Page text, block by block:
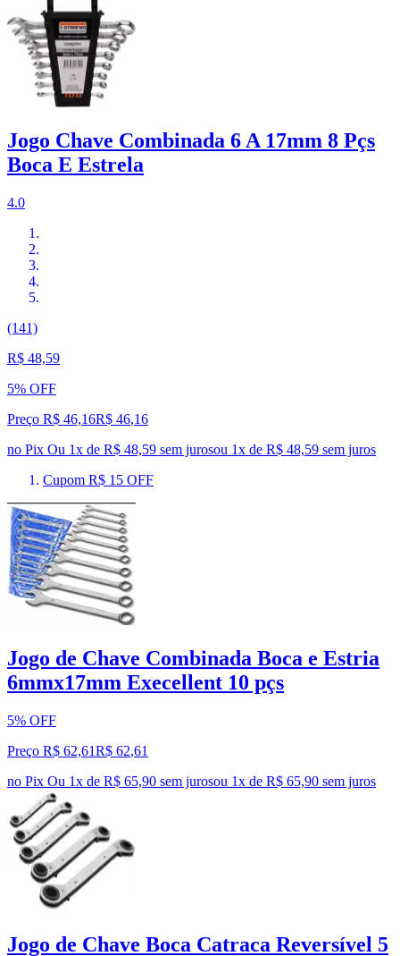
Jogo Chave Combinada 6 A 17mm 8 Pçs
Boca E Estrela
4.0
(141)
R$ 48,59
5% OFF
Preço R$ 46,16R$ 46,16
no Pix Ou 1x de R$ 48,59 sem jurosou 1x de R$ 48,59 sem juros
Cupom R$ 15 OFF
Jogo de Chave Combinada Boca e Estria
6mmx17mm Execellent 10 pçs
5% OFF
Preço R$ 62,61R$ 62,61
no Pix Ou 1x de R$ 65,90 sem jurosou 1x de R$ 65,90 sem juros
Jogo de Chave Boca Catraca Reversível 5